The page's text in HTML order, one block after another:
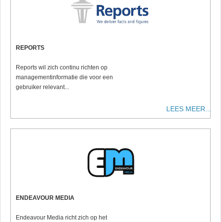
REPORTS
Reports wil zich continu richten op
managementinformatie die voor een
gebruiker relevant...
LEES MEER...
ENDEAVOUR MEDIA
Endeavour Media richt zich op het